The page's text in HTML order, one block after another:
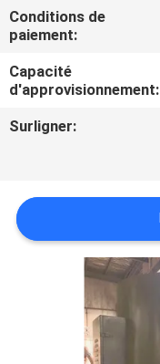
CONTACTEZ-
NOUS
NOUVELLES
DEMANDEZ
UN DEVIS
Conditions de
paiement:
Capacité
d'approvisionnement:
Surligner: